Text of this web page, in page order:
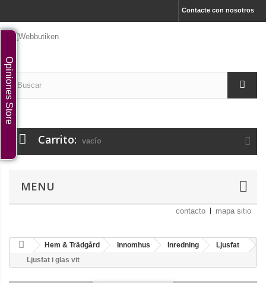
Contacte con nosotros
Carrito: vacío
MENU
contacto mapa sitio
Hem & Trädgård Innomhus Inredning
Ljusfat
Ljusfat i glas vit
Opiniones Store